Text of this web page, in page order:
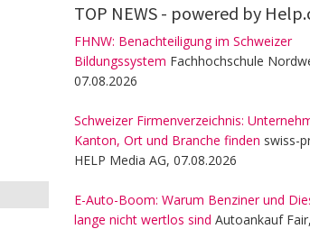
TOP NEWS - powered by
FHNW: Benachteiligung im Schweizer
Bildungssystem Fachhochschule
07.08.2026
Schweizer Firmenverzeichnis:
Kanton, Ort und Branche finden swiss-
HELP Media AG, 07.08.2026
E-Auto-Boom: Warum Benziner und
lange nicht wertlos sind Autoankauf